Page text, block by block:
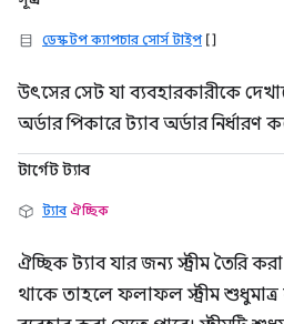
ডেস্কটপ ক্যাপচার সোর্স টাইপ[]
উৎসের সেট যা ব্যবহারকারীকে
অর্ডার পিকারে ট্যাব অর্ডার নির্ধারণ
টার্গেট ট্যাব
ট্যাব ঐচ্ছিক
ঐচ্ছিক ট্যাব যার জন্য স্ট্রীম তৈরি করা
থাকে তাহলে ফলাফল স্ট্রীম শুধুমাত্র